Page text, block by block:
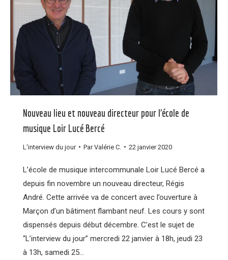
Nouveau lieu et nouveau directeur pour l’école de
musique Loir Lucé Bercé
L'interview du jour ParValérie C. 22 janvier 2020
L’école de musique intercommunale Loir Lucé Bercé a
depuis fin novembre un nouveau directeur, Régis
André. Cette arrivée va de concert avec l’ouverture à
Marçon d’un bâtiment flambant neuf. Les cours y sont
dispensés depuis début décembre. C’est le sujet de
“L’interview du jour” mercredi 22 janvier à 18h, jeudi 23
à 13h, samedi 25…